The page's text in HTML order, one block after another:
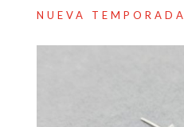
NUEVA TEMPORADA